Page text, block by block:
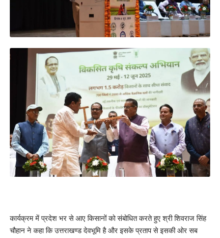
कार्यक्रम में प्रदेश भर से आए किसानों को संबोधित करते हुए श्री शिवराज सिंह
चौहान ने कहा कि उत्तराखण्ड देवभूमि है और इसके प्रताप से इसकी ओर सब